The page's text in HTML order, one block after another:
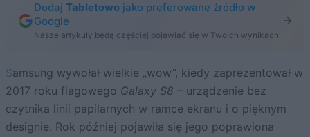
Dodaj Tabletowo jako preferowane źródło w
Google
Nasze artykuły będą częściej pojawiać się w Twoich wynikach
Samsung wywołał wielkie „wow”, kiedy zaprezentował w
2017 roku flagowego Galaxy S8 – urządzenie bez
czytnika linii papilarnych w ramce ekranu i o pięknym
designie. Rok później pojawiła się jego poprawiona